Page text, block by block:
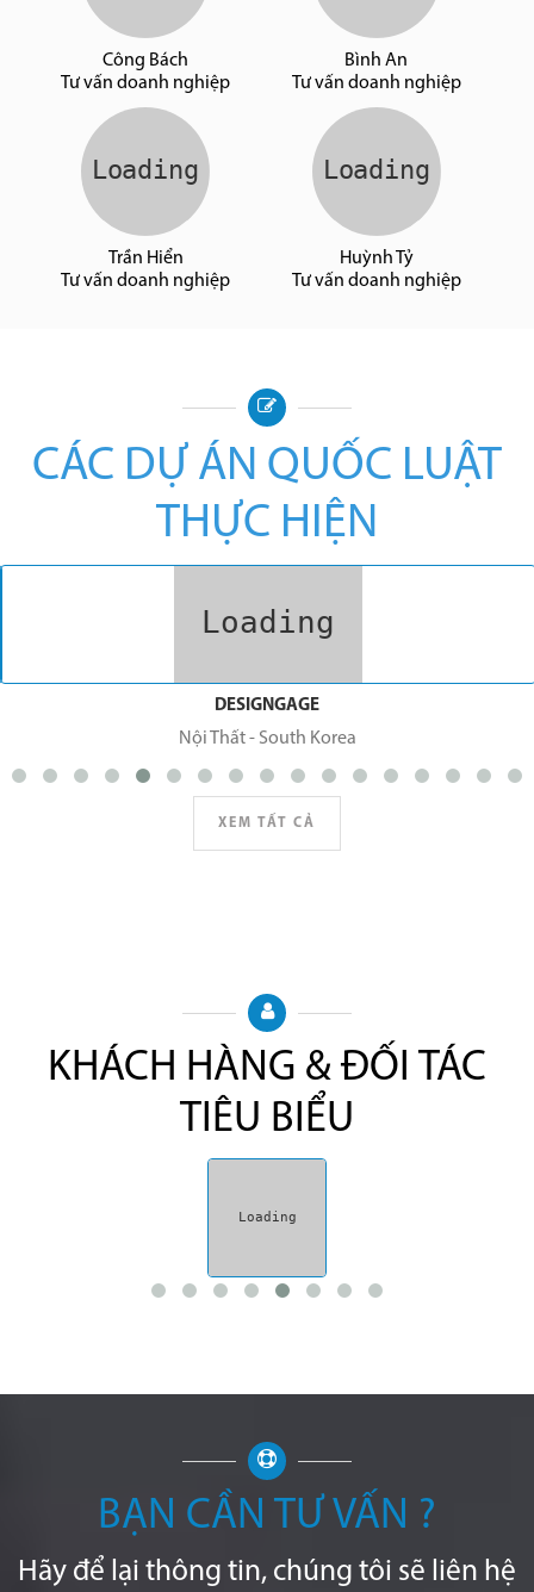
Công Bách
Tư vấn doanh nghiệp
Bình An
Tư vấn doanh nghiệp
Trần Hiển
Tư vấn doanh nghiệp
Huỳnh Tỷ
Tư vấn doanh nghiệp
CÁC DỰ ÁN QUỐC LUẬT
THỰC HIỆN
DESIGNGAGE
Nội Thất - South Korea
XEM TẤT CẢ
KHÁCH HÀNG & ĐỐI TÁC
TIÊU BIỂU
BẠN CẦN TƯ VẤN ?
Hãy để lại thông tin, chúng tôi sẽ liên hệ